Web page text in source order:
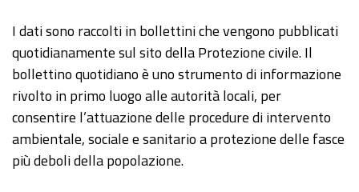
I dati sono raccolti in bollettini che vengono pubblicati
quotidianamente sul sito della Protezione civile. Il
bollettino quotidiano è uno strumento di informazione
rivolto in primo luogo alle autorità locali, per
consentire l’attuazione delle procedure di intervento
ambientale, sociale e sanitario a protezione delle fasce
più deboli della popolazione.